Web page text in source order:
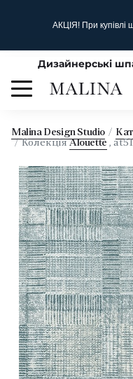
АКЦІЯ! При
Дизайнерські
Malina Design Studio
Колекція Alouette ,